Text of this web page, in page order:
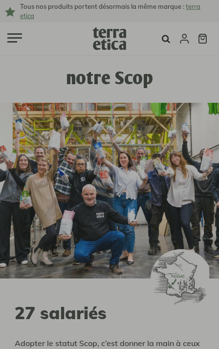
Tous nos produits portent désormais la même marque :terra
etica
notre Scop
27 salariés
Adopter le statut Scop, c’est donner la main à ceux